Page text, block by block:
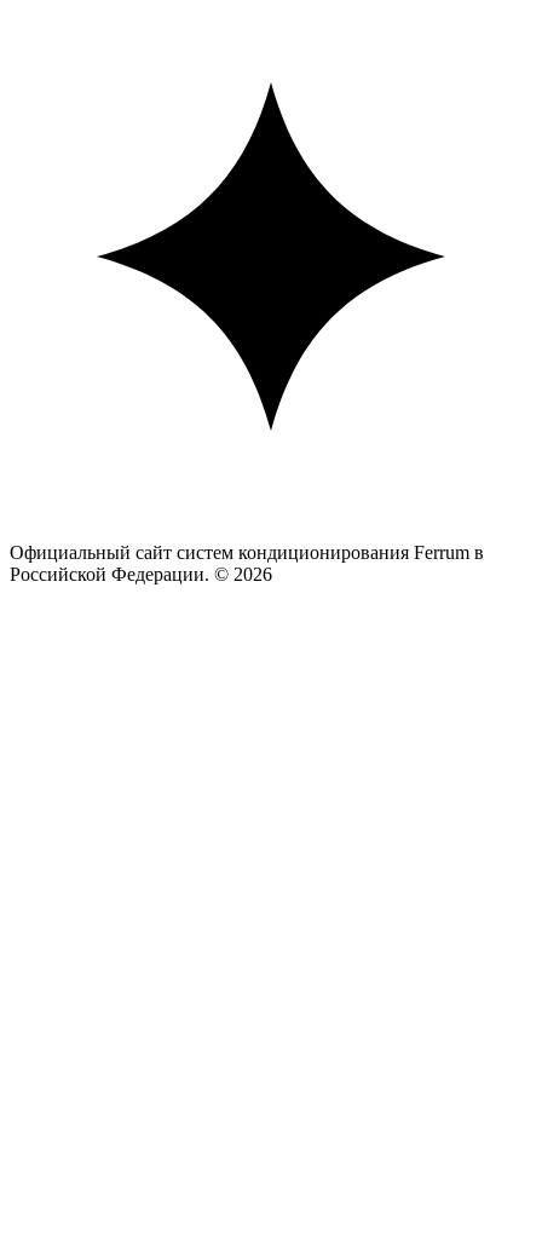
Официальный сайт систем кондиционирования Ferrum в
Российской Федерации. © 2026